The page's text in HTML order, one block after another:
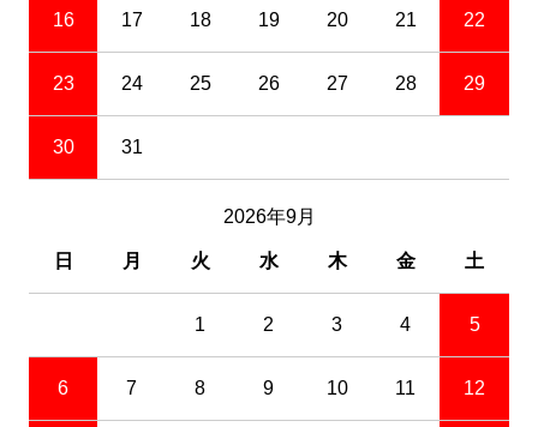
16 17 18 19 20 21 22
23 24 25 26 27 28 29
30 31
2026年9月
日 月 火 水 木 金 土
1 2 3 4 5
6 7 8 9 10 11 12